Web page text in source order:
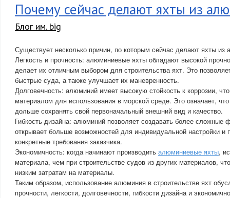
Почему сейчас делают яхты из
Блог им. big
Существует несколько причин, по которым сейчас делают яхты из
Легкость и прочность: алюминиевые яхты обладают высокой
делает их отличным выбором для строительства яхт. Это
быстрые суда, а также улучшает их маневренность.
Долговечность: алюминий имеет высокую стойкость к коррозии,
материалом для использования в морской среде. Это означает,
дольше сохранять свой первоначальный внешний вид и качество.
Гибкость дизайна: алюминий позволяет создавать более сложные
открывает больше возможностей для индивидуальной настройки и
конкретные требования заказчика.
Экономичность: когда начинают производить алюминиевые яхты,
материала, чем при строительстве судов из других материалов,
низким затратам на материалы.
Таким образом, использование алюминия в строительстве яхт
прочности, легкости, долговечности, гибкости дизайна и